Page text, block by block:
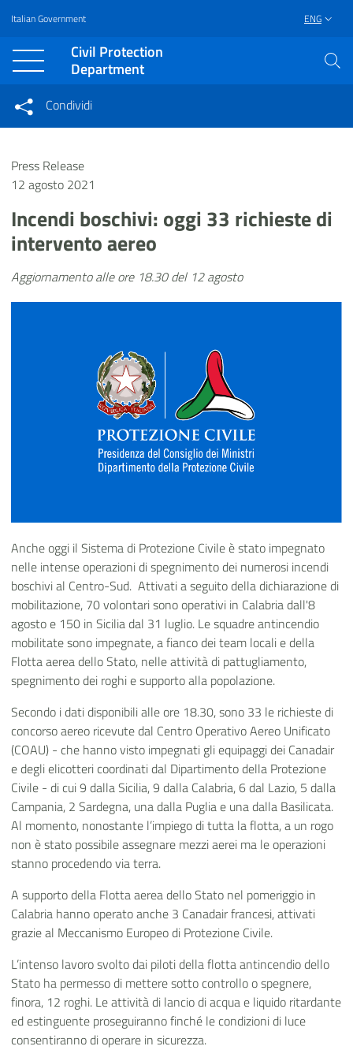
Vai al contenuto principale
Raggiungi il piè di pagina
Italian Government ENG
Civil Protection
Department
Condividi su Facebook
Condividi
Condividi sui social network
Press Release
12 agosto 2021
Incendi boschivi: oggi 33 richieste di
intervento aereo
Aggiornamento alle ore 18.30 del 12 agosto
Anche oggi il Sistema di Protezione Civile è stato impegnato
nelle intense operazioni di spegnimento dei numerosi incendi
boschivi al Centro-Sud. Attivati a seguito della dichiarazione di
mobilitazione, 70 volontari sono operativi in Calabria dall'8
agosto e 150 in Sicilia dal 31 luglio. Le squadre antincendio
mobilitate sono impegnate, a fianco dei team locali e della
Flotta aerea dello Stato, nelle attività di pattugliamento,
spegnimento dei roghi e supporto alla popolazione.
Secondo i dati disponibili alle ore 18.30, sono 33 le richieste di
concorso aereo ricevute dal Centro Operativo Aereo Unificato
(COAU) - che hanno visto impegnati gli equipaggi dei Canadair
e degli elicotteri coordinati dal Dipartimento della Protezione
Civile - di cui 9 dalla Sicilia, 9 dalla Calabria, 6 dal Lazio, 5 dalla
Campania, 2 Sardegna, una dalla Puglia e una dalla Basilicata.
Al momento, nonostante l’impiego di tutta la flotta, a un rogo
non è stato possibile assegnare mezzi aerei ma le operazioni
stanno procedendo via terra.
A supporto della Flotta aerea dello Stato nel pomeriggio in
Calabria hanno operato anche 3 Canadair francesi, attivati
grazie al Meccanismo Europeo di Protezione Civile.
L’intenso lavoro svolto dai piloti della flotta antincendio dello
Stato ha permesso di mettere sotto controllo o spegnere,
finora, 12 roghi. Le attività di lancio di acqua e liquido ritardante
ed estinguente proseguiranno finché le condizioni di luce
consentiranno di operare in sicurezza.